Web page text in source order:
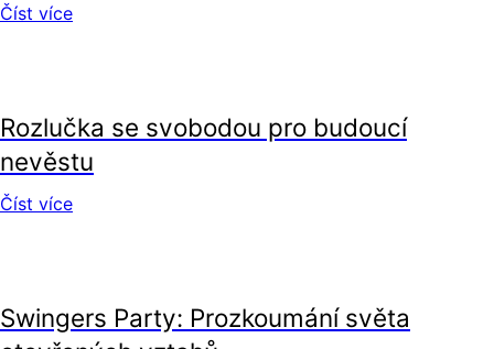
Číst více
Rozlučka se svobodou pro budoucí
nevěstu
Číst více
Swingers Party: Prozkoumání světa